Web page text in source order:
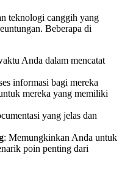
teknologi canggih yang
Beberapa di
Anda dalam mencatat
informasi bagi mereka
mereka yang memiliki
yang jelas dan
: Memungkinkan Anda untuk
poin penting dari